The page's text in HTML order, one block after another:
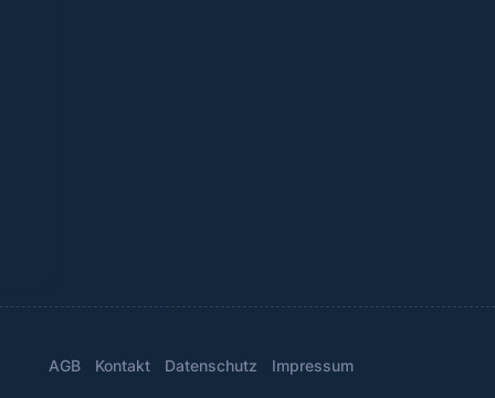
AGB Kontakt Datenschutz Impressum